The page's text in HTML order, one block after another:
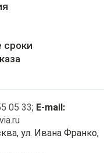
сроки
05 33; E-mail:
ул. Ивана Франко,